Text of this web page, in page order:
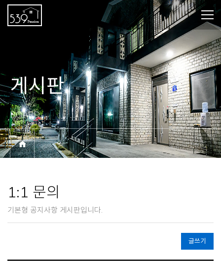
게시판
BOARD
1:1 문의
기본형 공지사항 게시판입니다.
글쓰기